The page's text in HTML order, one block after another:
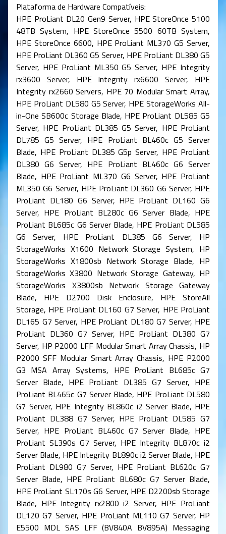
Plataforma de Hardware Compatíveis:
HPE ProLiant DL20 Gen9 Server, HPE StoreOnce 5100
48TB System, HPE StoreOnce 5500 60TB System,
HPE StoreOnce 6600, HPE ProLiant ML370 G5 Server,
HPE ProLiant DL360 G5 Server, HPE ProLiant DL380 G5
Server, HPE ProLiant ML350 G5 Server, HPE Integrity
rx3600 Server, HPE Integrity rx6600 Server, HPE
Integrity rx2660 Servers, HPE 70 Modular Smart Array,
HPE ProLiant DL580 G5 Server, HPE StorageWorks All-
in-One SB600c Storage Blade, HPE ProLiant DL585 G5
Server, HPE ProLiant DL385 G5 Server, HPE ProLiant
DL785 G5 Server, HPE ProLiant BL460c G5 Server
Blade, HPE ProLiant DL385 G5p Server, HPE ProLiant
DL380 G6 Server, HPE ProLiant BL460c G6 Server
Blade, HPE ProLiant ML370 G6 Server, HPE ProLiant
ML350 G6 Server, HPE ProLiant DL360 G6 Server, HPE
ProLiant DL180 G6 Server, HPE ProLiant DL160 G6
Server, HPE ProLiant BL280c G6 Server Blade, HPE
ProLiant BL685c G6 Server Blade, HPE ProLiant DL585
G6 Server, HPE ProLiant DL385 G6 Server, HP
StorageWorks X1600 Network Storage System, HP
StorageWorks X1800sb Network Storage Blade, HP
StorageWorks X3800 Network Storage Gateway, HP
StorageWorks X3800sb Network Storage Gateway
Blade, HPE D2700 Disk Enclosure, HPE StoreAll
Storage, HPE ProLiant DL160 G7 Server, HPE ProLiant
DL165 G7 Server, HPE ProLiant DL180 G7 Server, HPE
ProLiant DL360 G7 Server, HPE ProLiant DL380 G7
Server, HP P2000 LFF Modular Smart Array Chassis, HP
P2000 SFF Modular Smart Array Chassis, HPE P2000
G3 MSA Array Systems, HPE ProLiant BL685c G7
Server Blade, HPE ProLiant DL385 G7 Server, HPE
ProLiant BL465c G7 Server Blade, HPE ProLiant DL580
G7 Server, HPE Integrity BL860c i2 Server Blade, HPE
ProLiant DL388 G7 Server, HPE ProLiant DL585 G7
Server, HPE ProLiant BL460c G7 Server Blade, HPE
ProLiant SL390s G7 Server, HPE Integrity BL870c i2
Server Blade, HPE Integrity BL890c i2 Server Blade, HPE
ProLiant DL980 G7 Server, HPE ProLiant BL620c G7
Server Blade, HPE ProLiant BL680c G7 Server Blade,
HPE ProLiant SL170s G6 Server, HPE D2200sb Storage
Blade, HPE Integrity rx2800 i2 Server, HPE ProLiant
DL120 G7 Server, HPE ProLiant ML110 G7 Server, HP
E5500 MDL SAS LFF (BV840A BV895A) Messaging